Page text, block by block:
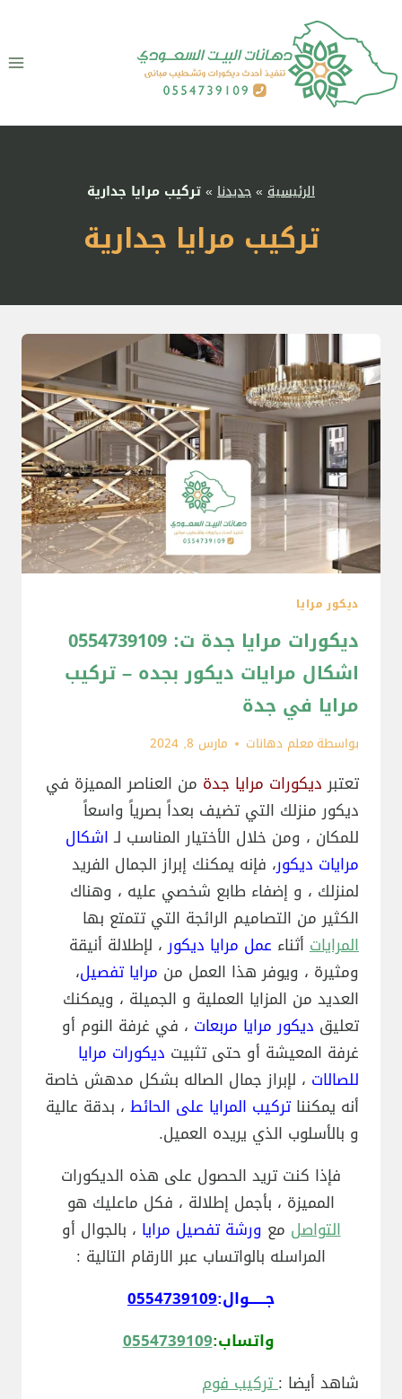
المحتوى
الرئيسية »جديدنا »تركيب مرايا جدارية
تركيب مرايا جدارية
ديكور مرايا
ديكورات مرايا جدة ت: 0554739109
اشكال مرايات ديكور بجده – تركيب
مرايا في جدة
بواسطة معلم دهانات مارس 8, 2024
تعتبر ديكورات مرايا جدة من العناصر المميزة في
ديكور منزلك التي تضيف بعداً بصرياً واسعاً
للمكان ، ومن خلال الأختيار المناسب لـاشكال
مرايات ديكور، فإنه يمكنك إبراز الجمال الفريد
لمنزلك ، و إضفاء طابع شخصي عليه ، وهناك
الكثير من التصاميم الرائجة التي تتمتع بها
المرايات أثناء عمل مرايا ديكور، لإطلالة أنيقة
ومثيرة ، ويوفر هذا العمل من مرايا تفصيل،
العديد من المزايا العملية و الجميلة ، ويمكنك
تعليق ديكور مرايا مربعات ، في غرفة النوم أو
غرفة المعيشة أو حتى تثبيت ديكورات مرايا
للصالات ، لإبراز جمال الصاله بشكل مدهش خاصة
أنه يمكنناتركيب المرايا على الحائط ، بدقة عالية
و بالأسلوب الذي يريده العميل.
فإذا كنت تريد الحصول على هذه الديكورات
المميزة ، بأجمل إطلالة ، فكل ماعليك هو
التواصل مع ورشة تفصيل مرايا ، بالجوال أو
المراسله بالواتساب عبر الارقام التالية :
جــــــوال:0554739109
واتساب:0554739109
شاهد أيضا :تركيب فوم